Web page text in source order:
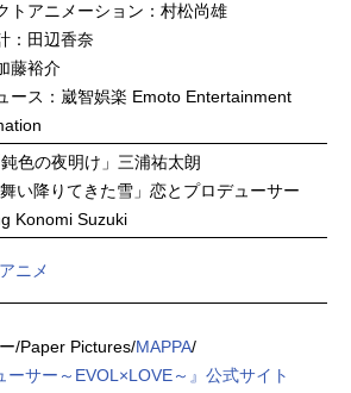
トアニメーション：村松尚雄
：田辺香奈
藤裕介
ース：崴智娯楽 Emoto Entertainment
色の夜明け」三浦祐太朗
い降りてきた雪」恋とプロデューサー
Konomi Suzuki
ニメ
/Paper Pictures/MAPPA/
ーサー～EVOL×LOVE～』公式サイト